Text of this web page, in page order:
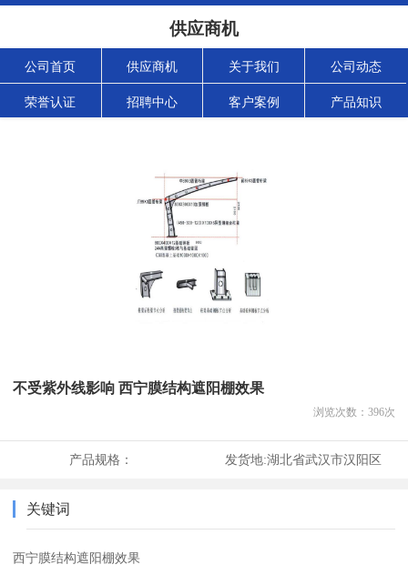
供应商机
公司首页 供应商机 关于我们 公司动态
荣誉认证 招聘中心 客户案例 产品知识
不受紫外线影响 西宁膜结构遮阳棚效果
浏览次数： 396次
产品规格： 发货地:湖北省武汉市汉阳区
关键词
西宁膜结构遮阳棚效果